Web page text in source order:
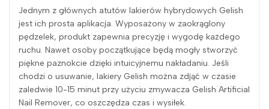
Jednym z głównych atutów lakierów hybrydowych Gelish
jest ich prosta aplikacja. Wyposażony w zaokrąglony
pędzelek, produkt zapewnia precyzję i wygodę każdego
ruchu. Nawet osoby początkujące będą mogły stworzyć
piękne paznokcie dzięki intuicyjnemu nakładaniu. Jeśli
chodzi o usuwanie, lakiery Gelish można zdjąć w czasie
zaledwie 10-15 minut przy użyciu zmywacza Gelish Artificial
Nail Remover, co oszczędza czas i wysiłek.